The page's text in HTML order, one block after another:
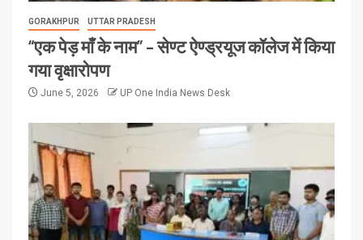
GORAKHPUR UTTAR PRADESH
“एक पेड़ माँ के नाम” – सेण्ट ऐण्ड्रयूज कॉलेज में किया
गया वृक्षारोपण
June 5, 2026 UP One India News Desk